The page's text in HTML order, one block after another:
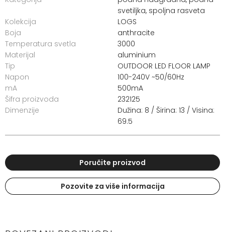
svetiljka, spoljna rasveta
Kolekcija
LOGS
Boja
anthracite
Temperatura svetla
3000
Materijal
aluminium
Tip
OUTDOOR LED FLOOR LAMP
Napon
100-240V ~50/60Hz
mA
500mA
Šifra proizvoda
232125
Dimenzije
Dužina: 8 / Širina: 13 / Visina:
69.5
Poručite proizvod
Pozovite za više informacija